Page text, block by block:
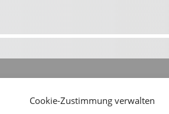
Cookie-Zustimmung verwalten